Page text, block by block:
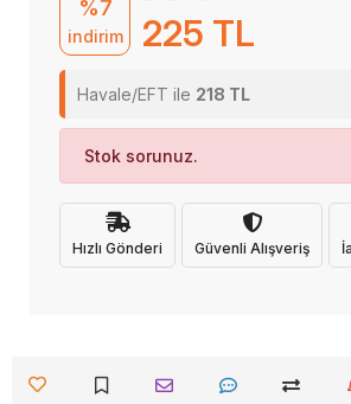
%7
indirim 225 TL
Havale/EFT ile 218 TL
Stok sorunuz.
Hızlı Gönderi Güvenli Alışveriş